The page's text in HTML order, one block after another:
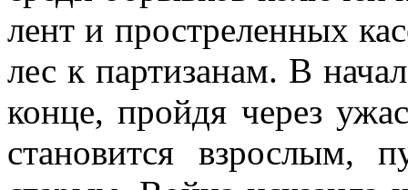
лент и простреленных
лес к партизанам. В
конце, пройдя через
становится